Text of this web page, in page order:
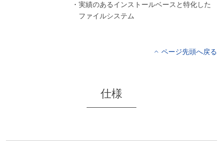
・実績のあるインストールベースと特化した
ファイルシステム
ページ先頭へ戻る
仕様